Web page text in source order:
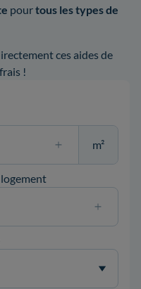
pourtous les types de
ces aides de
!
m²